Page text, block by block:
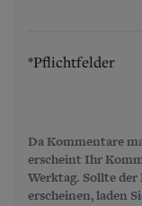
*Pflichtfelder
Da Kommentare
erscheint Ihr
Werktag. Sollte
erscheinen, laden